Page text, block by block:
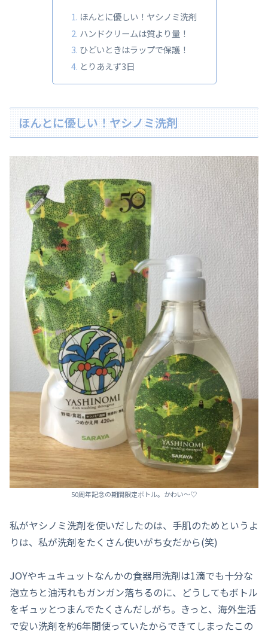
ほんとに優しい！ヤシノミ洗剤
ハンドクリームは質より量！
ひどいときはラップで保護！
とりあえず3日
ほんとに優しい！ヤシノミ洗剤
50周年記念の期間限定ボトル。かわい～♡
私がヤシノミ洗剤を使いだしたのは、手肌のためというよ
りは、私が洗剤をたくさん使いがち女だから(笑)
JOYやキュキュットなんかの食器用洗剤は1滴でも十分な
泡立ちと油汚れもガンガン落ちるのに、どうしてもボトル
をギュッとつまんでたくさんだしがち。きっと、海外生活
で安い洗剤を約6年間使っていたからできてしまったこの